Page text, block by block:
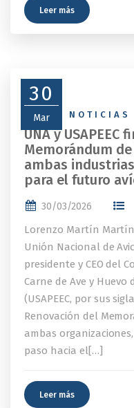
Leer más
30
Mar
NEWS NOTICIAS
UNA y
Memorándum
ambas
para el futuro
30/03/2026
Lorenzo Martín
Unión Nacional de
presidente y CEO del
Carne de Ave y Huevo
(USAPEEC, por sus
Renovación del
ambas
paso hacia el[…]
Leer más